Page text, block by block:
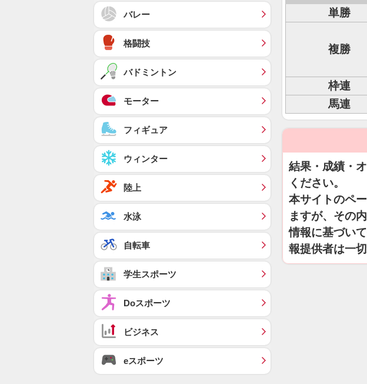
単勝
複勝
枠連
馬連
結果・成績・
ください。
本サイトのペ
ますが、その
情報に基づい
報提供者は一
バレー
格闘技
バドミントン
モーター
フィギュア
ウィンター
陸上
水泳
自転車
学生スポーツ
Doスポーツ
ビジネス
eスポーツ